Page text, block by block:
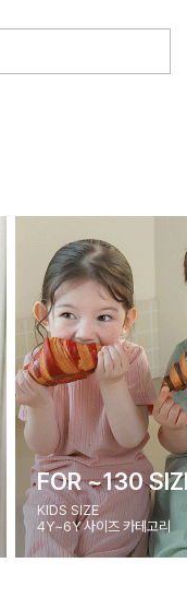
FOR ~130
KIDS SIZE
4Y~6Y 사이즈 카테고리